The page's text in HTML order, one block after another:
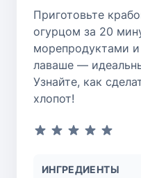
Приготовьте
огурцом за 20
морепродуктами
лаваше —
Узнайте, как
хлопот!
ИНГРЕДИЕНТЫ